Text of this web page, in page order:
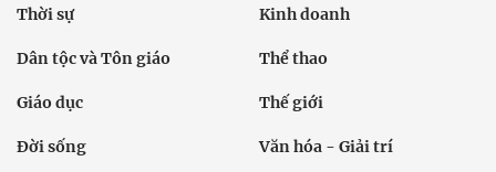
Thời sự Kinh doanh
Dân tộc và Tôn giáo Thể thao
Giáo dục Thế giới
Đời sống Văn hóa - Giải trí